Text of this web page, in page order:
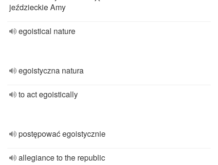
jeździeckie Amy
egoistical nature
egoistyczna natura
to act egoistically
postępować egoistycznie
allegiance to the republic